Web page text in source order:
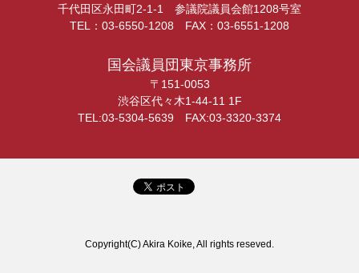
千代田区永田町2-1-1 参議院議員会館1208号室
TEL：03-6550-1208 FAX：03-6551-1208
国会議員団東京事務所
〒151-0053
渋谷区代々木1-44-11 1F
TEL:03-5304-5639 FAX:03-3320-3374
Copyright(C) Akira Koike, All rights reseved.